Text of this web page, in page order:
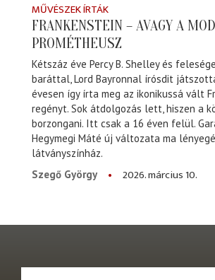
MŰVÉSZEK ÍRTÁK
FRANKENSTEIN – AVAGY A
PROMÉTHEUSZ
Kétszáz éve Percy B. Shelley és
baráttal, Lord Bayronnal írósdit
évesen így írta meg az ikonikussá vált
regényt. Sok átdolgozás lett, hiszen a
borzongani. Itt csak a 16 éven felül.
Hegymegi Máté új változata ma
látványszínház.
Szegő György
2026. március 10.